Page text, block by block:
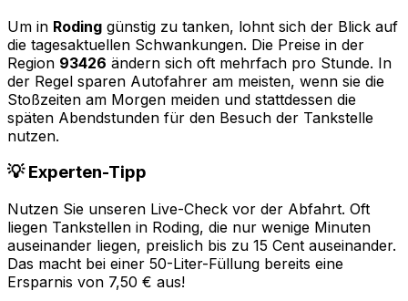
Um in Roding günstig zu tanken, lohnt sich der Blick auf
die tagesaktuellen Schwankungen. Die Preise in der
Region 93426 ändern sich oft mehrfach pro Stunde. In
der Regel sparen Autofahrer am meisten, wenn sie die
Stoßzeiten am Morgen meiden und stattdessen die
späten Abendstunden für den Besuch der Tankstelle
nutzen.
💡 Experten-Tipp
Nutzen Sie unseren Live-Check vor der Abfahrt. Oft
liegen Tankstellen in Roding, die nur wenige Minuten
auseinander liegen, preislich bis zu 15 Cent auseinander.
Das macht bei einer 50-Liter-Füllung bereits eine
Ersparnis von 7,50 € aus!